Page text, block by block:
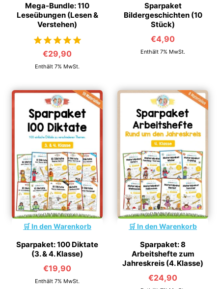
Mega-Bundle: 110
Leseübungen (Lesen &
Verstehen)
von 5
€29,90
Enthält 7% MwSt.
Sparpaket
Bildergeschichten (10
Stück)
€4,90
Enthält 7% MwSt.
In den Warenkorb
Sparpaket: 100 Diktate
(3. & 4. Klasse)
€19,90
Enthält 7% MwSt.
In den Warenkorb
Sparpaket: 8
Arbeitshefte zum
Jahreskreis (4. Klasse)
€24,90